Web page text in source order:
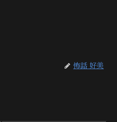
怖話 好美